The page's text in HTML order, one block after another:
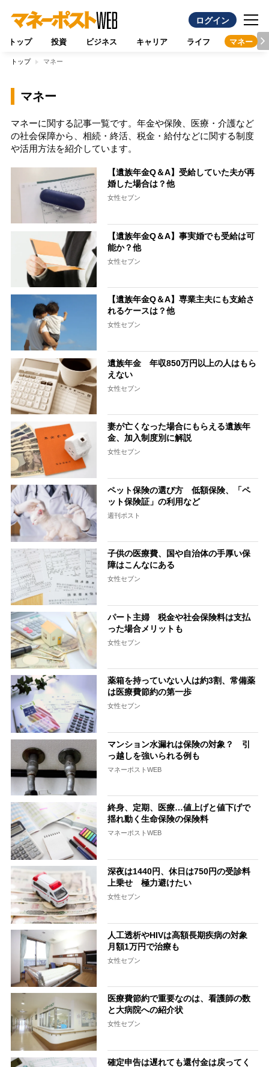
ログイン
トップ 投資 ビジネス キャリア ライフ マネー
トップ マネー
マネー
マネーに関する記事一覧です。年金や保険、医療・介護など
の社会保障から、相続・終活、税金・給付などに関する制度
や活用方法を紹介しています。
【遺族年金Q＆A】受給していた夫が再
婚した場合は？他
女性セブン
【遺族年金Q＆A】事実婚でも受給は可
能か？他
女性セブン
【遺族年金Q＆A】専業主夫にも支給さ
れるケースは？他
女性セブン
遺族年金 年収850万円以上の人はもら
えない
女性セブン
妻が亡くなった場合にもらえる遺族年
金、加入制度別に解説
女性セブン
ペット保険の選び方 低額保険、「ペ
ット保険証」の利用など
週刊ポスト
子供の医療費、国や自治体の手厚い保
障はこんなにある
女性セブン
パート主婦 税金や社会保険料は支払
った場合メリットも
女性セブン
薬箱を持っていない人は約3割、常備薬
は医療費節約の第一歩
女性セブン
マンション水漏れは保険の対象？ 引
っ越しを強いられる例も
マネーポストWEB
終身、定期、医療…値上げと値下げで
揺れ動く生命保険の保険料
マネーポストWEB
深夜は1440円、休日は750円の受診料
上乗せ 極力避けたい
女性セブン
人工透析やHIVは高額長期疾病の対象
月額1万円で治療も
女性セブン
医療費節約で重要なのは、看護師の数
と大病院への紹介状
女性セブン
確定申告は遅れても還付金は戻ってく